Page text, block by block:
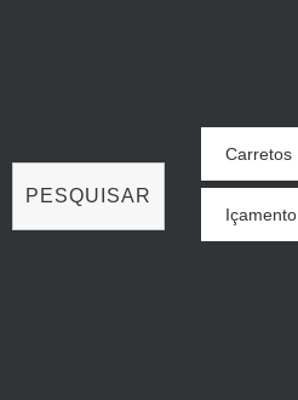
PESQUISAR
Carretos
Içamento